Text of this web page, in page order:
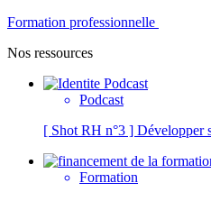
Formation professionnelle
Nos ressources
Podcast
[ Shot RH n°3 ] Développer
Formation